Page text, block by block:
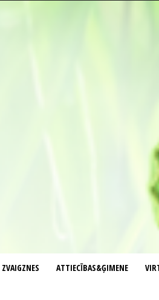
ZVAIGZNES ATTIECĪBAS&ĢIMENE